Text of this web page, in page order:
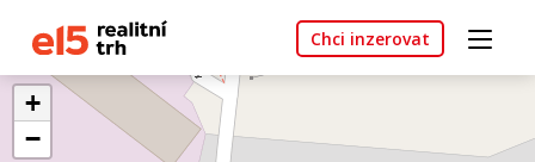
Chci inzerovat
+
−